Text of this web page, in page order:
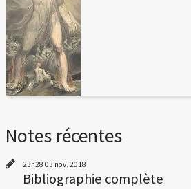
Notes récentes
23h28 03 nov. 2018
Bibliographie complète